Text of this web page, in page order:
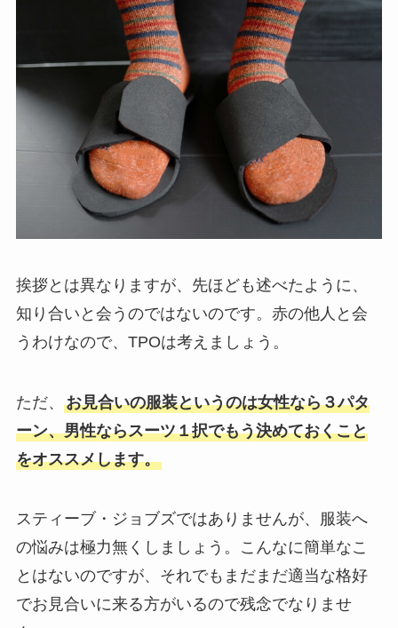
挨拶とは異なりますが、先ほども述べたように、
知り合いと会うのではないのです。赤の他人と会
うわけなので、TPOは考えましょう。
ただ、 お見合いの服装というのは女性なら３パタ
ーン、男性ならスーツ１択でもう決めておくこと
をオススメします。
スティーブ・ジョブズではありませんが、服装へ
の悩みは極力無くしましょう。こんなに簡単なこ
とはないのですが、それでもまだまだ適当な格好
でお見合いに来る方がいるので残念でなりませ